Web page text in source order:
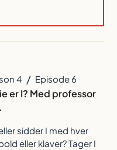
4 / Episode 6
er I? Med professor
sidder I med hver
eller klaver? Tager I